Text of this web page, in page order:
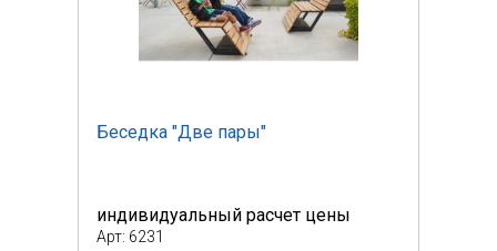
Беседка "Две пары"
индивидуальный расчет цены
Арт: 6231